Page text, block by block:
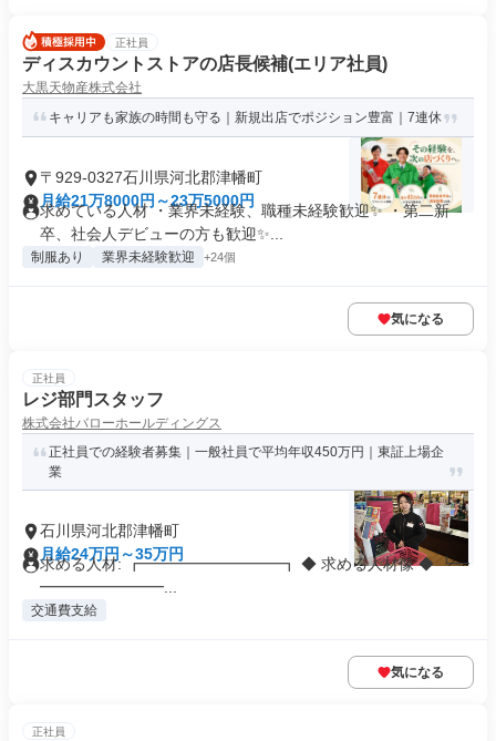
正社員
ディスカウントストアの店長候補(エリア社員)
大黒天物産株式会社
キャリアも家族の時間も守る｜新規出店でポジション豊富｜7連休
〒929-0327石川県河北郡津幡町
月給21万8000円～23万5000円
求めている人材 ・業界未経験、職種未経験歓迎✨ ・第二新
卒、社会人デビューの方も歓迎✨...
制服あり 業界未経験歓迎 +24個
気になる
正社員
レジ部門スタッフ
株式会社バローホールディングス
正社員での経験者募集｜一般社員で平均年収450万円｜東証上場企
業
石川県河北郡津幡町
月給24万円～35万円
求める人材: ┏━━━━━━━━━┓ ◆ 求める人材像 ◆ ┗━
━━━━━━━━...
交通費支給
気になる
正社員